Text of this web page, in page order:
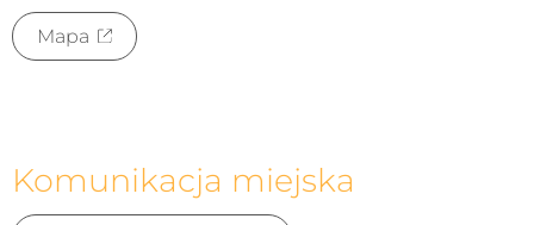
Mapa
Komunikacja miejska